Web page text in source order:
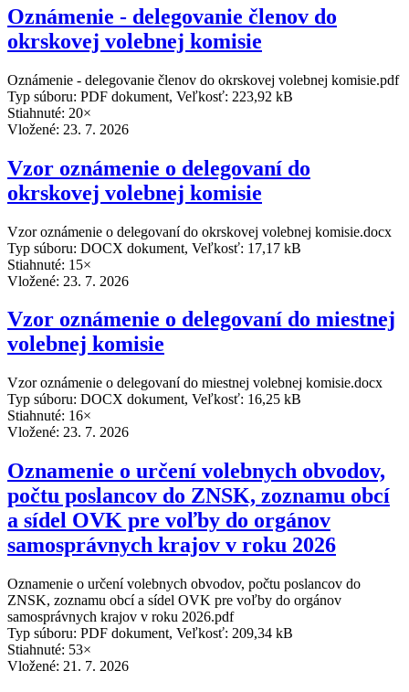
Oznámenie - delegovanie členov do
okrskovej volebnej komisie
Oznámenie - delegovanie členov do okrskovej volebnej komisie.pdf
Typ súboru: PDF dokument, Veľkosť: 223,92 kB
Stiahnuté: 20×
Vložené: 23. 7. 2026
Vzor oznámenie o delegovaní do
okrskovej volebnej komisie
Vzor oznámenie o delegovaní do okrskovej volebnej komisie.docx
Typ súboru: DOCX dokument, Veľkosť: 17,17 kB
Stiahnuté: 15×
Vložené: 23. 7. 2026
Vzor oznámenie o delegovaní do miestnej
volebnej komisie
Vzor oznámenie o delegovaní do miestnej volebnej komisie.docx
Typ súboru: DOCX dokument, Veľkosť: 16,25 kB
Stiahnuté: 16×
Vložené: 23. 7. 2026
Oznamenie o určení volebnych obvodov,
počtu poslancov do ZNSK, zoznamu obcí
a sídel OVK pre voľby do orgánov
samosprávnych krajov v roku 2026
Oznamenie o určení volebnych obvodov, počtu poslancov do
ZNSK, zoznamu obcí a sídel OVK pre voľby do orgánov
samosprávnych krajov v roku 2026.pdf
Typ súboru: PDF dokument, Veľkosť: 209,34 kB
Stiahnuté: 53×
Vložené: 21. 7. 2026